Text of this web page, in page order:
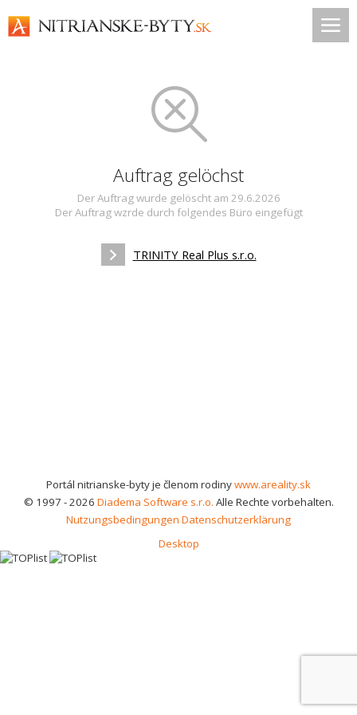
Auftrag gelöchst
Der Auftrag wurde gelöscht am 29.6.2026
Der Auftrag wzrde durch folgendes Büro eingefügt
TRINITY Real Plus s.r.o.
Portál nitrianske-byty je členom rodinywww.areality.sk
© 1997 - 2026 Diadema Software s.r.o. Alle Rechte vorbehalten.
Nutzungsbedingungen Datenschutzerklärung
Desktop